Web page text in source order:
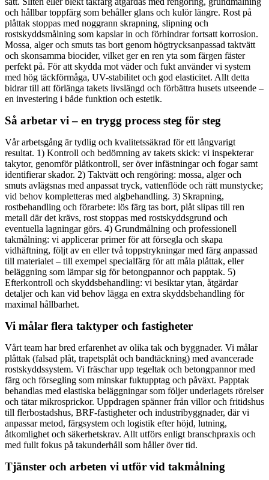
och hållbar toppfärg som behåller glans och kulör längre. Rost på
plåttak stoppas med noggrann skrapning, slipning och
rostskyddsmålning som kapslar in och förhindrar fortsatt korrosion.
Mossa, alger och smuts tas bort genom högtrycksanpassad taktvätt
och skonsamma biocider, vilket ger en ren yta som färgen fäster
perfekt på. För att skydda mot väder och fukt använder vi system
med hög täckförmåga, UV-stabilitet och god elasticitet. Allt detta
bidrar till att förlänga takets livslängd och förbättra husets utseende –
en investering i både funktion och estetik.
Så arbetar vi – en trygg process steg för steg
Vår arbetsgång är tydlig och kvalitetssäkrad för ett långvarigt
resultat. 1) Kontroll och bedömning av takets skick: vi inspekterar
takytor, genomför plåtkontroll, ser över infästningar och fogar samt
identifierar skador. 2) Taktvätt och rengöring: mossa, alger och
smuts avlägsnas med anpassat tryck, vattenflöde och rätt munstycke;
vid behov kompletteras med algbehandling. 3) Skrapning,
rostbehandling och förarbete: lös färg tas bort, plåt slipas till ren
metall där det krävs, rost stoppas med rostskyddsgrund och
eventuella lagningar görs. 4) Grundmålning och professionell
takmålning: vi applicerar primer för att försegla och skapa
vidhäftning, följt av en eller två toppstrykningar med färg anpassad
till materialet – till exempel specialfärg för att måla plåttak, eller
beläggning som lämpar sig för betongpannor och papptak. 5)
Efterkontroll och skyddsbehandling: vi besiktar ytan, åtgärdar
detaljer och kan vid behov lägga en extra skyddsbehandling för
maximal hållbarhet.
Vi målar flera taktyper och fastigheter
Vårt team har bred erfarenhet av olika tak och byggnader. Vi målar
plåttak (falsad plåt, trapetsplåt och bandtäckning) med avancerade
rostskyddssystem. Vi fräschar upp tegeltak och betongpannor med
färg och försegling som minskar fuktupptag och påväxt. Papptak
behandlas med elastiska beläggningar som följer underlagets rörelser
och tätar mikrosprickor. Uppdragen spänner från villor och fritidshus
till flerbostadshus, BRF-fastigheter och industribyggnader, där vi
anpassar metod, färgsystem och logistik efter höjd, lutning,
åtkomlighet och säkerhetskrav. Allt utförs enligt branschpraxis och
med fullt fokus på takunderhåll som håller över tid.
Tjänster och arbeten vi utför vid takmålning